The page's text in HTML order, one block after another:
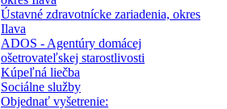
Ústavné zdravotnícke zariadenia, okres
Ilava
ADOS - Agentúry domácej
ošetrovateľskej starostlivosti
Kúpeľná liečba
Sociálne služby
Objednať vyšetrenie: